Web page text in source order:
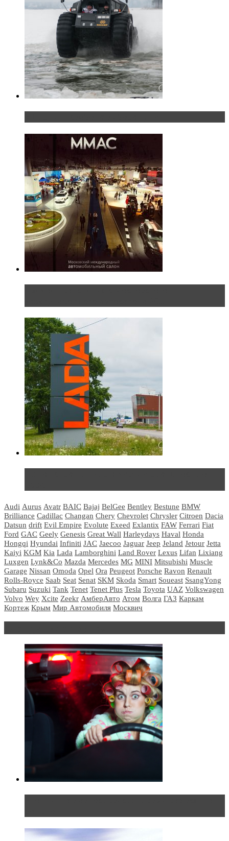
Audi Aurus Avatr BAIC Bajaj BelGee Bentley Bestune BMW
Brilliance Cadillac Changan Chery Chevrolet Chrysler Citroen Dacia
Datsun drift Evil Empire Evolute Exeed Exlantix FAW Ferrari Fiat
Ford GAC Geely Genesis Great Wall Harleydays Haval Honda
Hongqi Hyundai Infiniti JAC Jaecoo Jaguar Jeep Jeland Jetour Jetta
Kaiyi KGM Kia Lada Lamborghini Land Rover Lexus Lifan Lixiang
Luxgen Lynk&Co Mazda Mercedes MG MINI Mitsubishi Muscle
Garage Nissan Omoda Opel Ora Peugeot Porsche Ravon Renault
Rolls-Royce Saab Seat Senat SKM Skoda Smart Soueast SsangYong
Subaru Suzuki Tank Tenet Tenet Plus Tesla Toyota UAZ Volkswagen
Volvo Wey Xcite Zeekr АмберАвто Атом Волга ГАЗ Каркам
Кортеж Крым Мир Автомобиля Москвич